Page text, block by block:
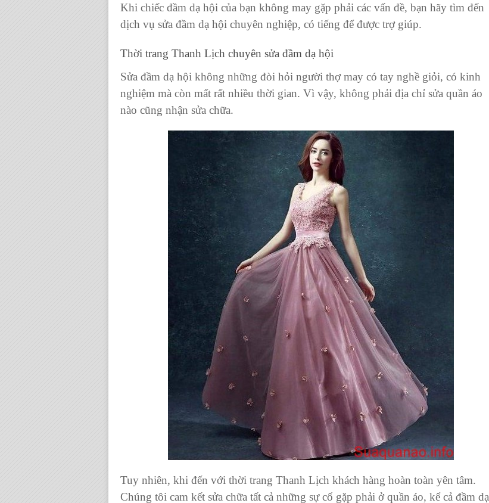
Khi chiếc đầm dạ hội của bạn không may gặp phải các vấn đề, bạn hãy tìm đến
dịch vụ sửa đầm dạ hội chuyên nghiệp, có tiếng để được trợ giúp.
Thời trang Thanh Lịch chuyên sửa đầm dạ hội
Sửa đầm dạ hội không những đòi hỏi người thợ may có tay nghề giỏi, có kinh
nghiệm mà còn mất rất nhiều thời gian. Vì vậy, không phải địa chỉ sửa quần áo
nào cũng nhận sửa chữa.
Tuy nhiên, khi đến với thời trang Thanh Lịch khách hàng hoàn toàn yên tâm.
Chúng tôi cam kết sửa chữa tất cả những sự cố gặp phải ở quần áo, kể cả đầm dạ